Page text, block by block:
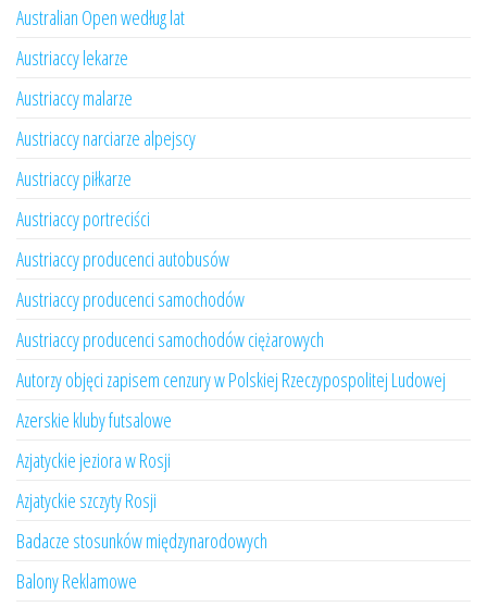
Australian Open według lat
Austriaccy lekarze
Austriaccy malarze
Austriaccy narciarze alpejscy
Austriaccy piłkarze
Austriaccy portreciści
Austriaccy producenci autobusów
Austriaccy producenci samochodów
Austriaccy producenci samochodów ciężarowych
Autorzy objęci zapisem cenzury w Polskiej Rzeczypospolitej Ludowej
Azerskie kluby futsalowe
Azjatyckie jeziora w Rosji
Azjatyckie szczyty Rosji
Badacze stosunków międzynarodowych
Balony Reklamowe